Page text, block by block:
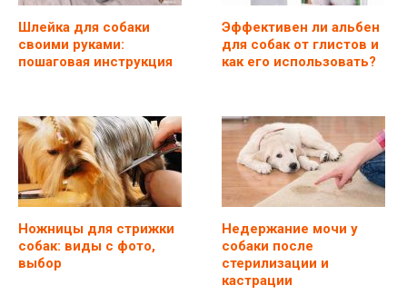
Шлейка для собаки
своими руками:
пошаговая инструкция
Эффективен ли альбен
для собак от глистов и
как его использовать?
Ножницы для стрижки
собак: виды с фото,
выбор
Недержание мочи у
собаки после
стерилизации и
кастрации